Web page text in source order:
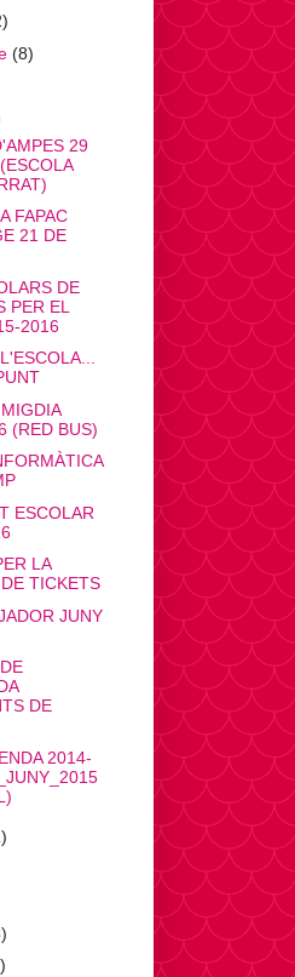
(8)
29
FAPAC
21 DE
DE
PER EL
2016
(RED BUS)
ESCOLAR
LA
TICKETS
JUNY
DE
2014-